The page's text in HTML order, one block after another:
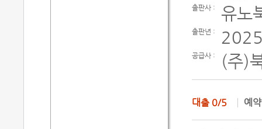
출판사 : 유노
출판년 :
공급사 : (주)
대출 0/5 예